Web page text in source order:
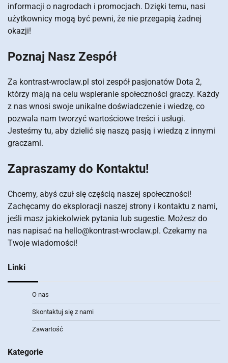
informacji o nagrodach i promocjach. Dzięki temu, nasi
użytkownicy mogą być pewni, że nie przegapią żadnej
okazji!
Poznaj Nasz Zespół
Za kontrast-wroclaw.pl stoi zespół pasjonatów Dota 2,
którzy mają na celu wspieranie społeczności graczy. Każdy
z nas wnosi swoje unikalne doświadczenie i wiedzę, co
pozwala nam tworzyć wartościowe treści i usługi.
Jesteśmy tu, aby dzielić się naszą pasją i wiedzą z innymi
graczami.
Zapraszamy do Kontaktu!
Chcemy, abyś czuł się częścią naszej społeczności!
Zachęcamy do eksploracji naszej strony i kontaktu z nami,
jeśli masz jakiekolwiek pytania lub sugestie. Możesz do
nas napisać na hello@kontrast-wroclaw.pl. Czekamy na
Twoje wiadomości!
Linki
O nas
Skontaktuj się z nami
Zawartość
Kategorie